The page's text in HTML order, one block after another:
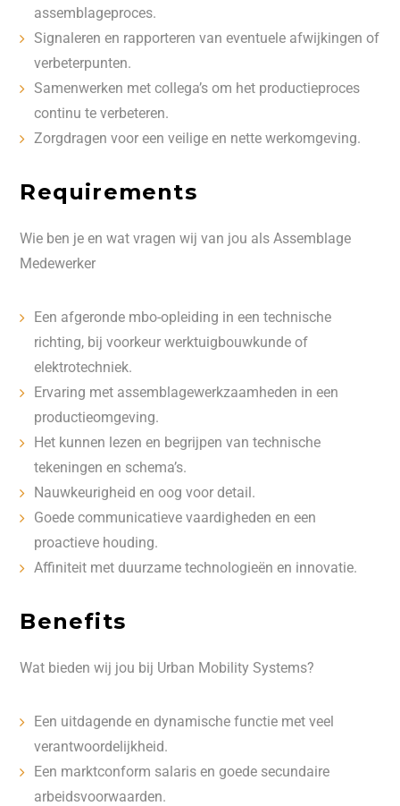
assemblageproces.
Signaleren en rapporteren van eventuele afwijkingen of
verbeterpunten.
Samenwerken met collega’s om het productieproces
continu te verbeteren.
Zorgdragen voor een veilige en nette werkomgeving.
Requirements
Wie ben je en wat vragen wij van jou als Assemblage
Medewerker
Een afgeronde mbo-opleiding in een technische
richting, bij voorkeur werktuigbouwkunde of
elektrotechniek.
Ervaring met assemblagewerkzaamheden in een
productieomgeving.
Het kunnen lezen en begrijpen van technische
tekeningen en schema’s.
Nauwkeurigheid en oog voor detail.
Goede communicatieve vaardigheden en een
proactieve houding.
Affiniteit met duurzame technologieën en innovatie.
Benefits
Wat bieden wij jou bij Urban Mobility Systems?
Een uitdagende en dynamische functie met veel
verantwoordelijkheid.
Een marktconform salaris en goede secundaire
arbeidsvoorwaarden.